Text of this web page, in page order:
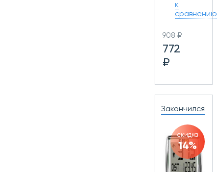
к
сравнению
908 ₽
772
₽
Закончился
скидка
14%